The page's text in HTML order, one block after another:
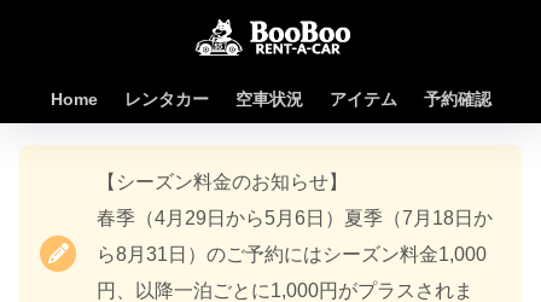
Home レンタカー 空車状況 アイテム 予約確認
【シーズン料金のお知らせ】
春季（4月29日から5月6日）夏季（7月18日か
ら8月31日）のご予約にはシーズン料金1,000
円、以降一泊ごとに1,000円がプラスされま